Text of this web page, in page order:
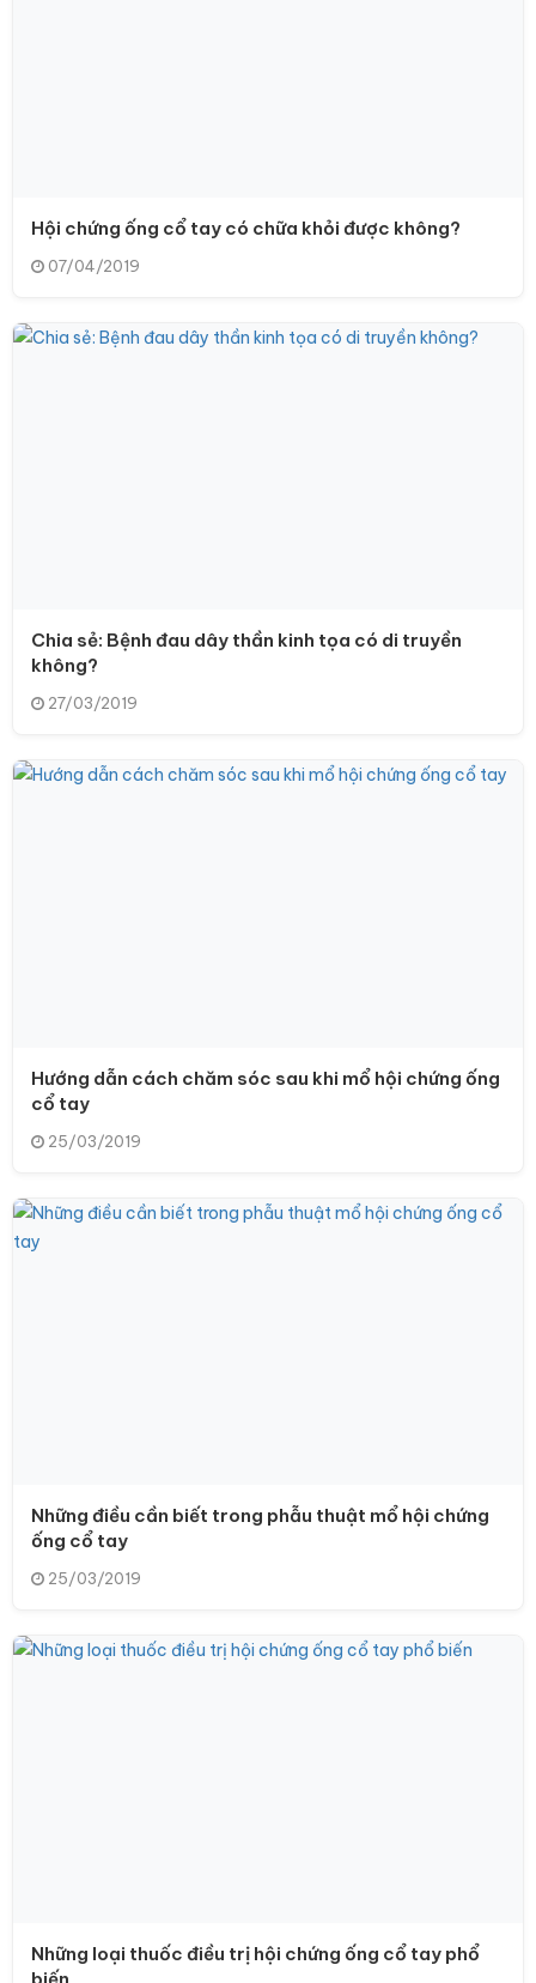
Hội chứng ống cổ tay có chữa khỏi được không?
07/04/2019
Chia sẻ: Bệnh đau dây thần kinh tọa có di truyền
không?
27/03/2019
Hướng dẫn cách chăm sóc sau khi mổ hội chứng ống
cổ tay
25/03/2019
Những điều cần biết trong phẫu thuật mổ hội chứng
ống cổ tay
25/03/2019
Những loại thuốc điều trị hội chứng ống cổ tay phổ